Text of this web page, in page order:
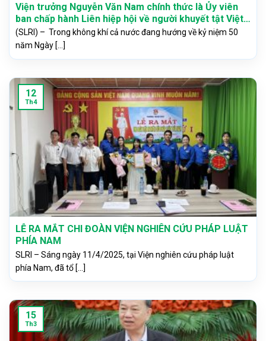
Viện trưởng Nguyễn Văn Nam chính thức là Ủy viên
ban chấp hành Liên hiệp hội về người khuyết tật Việt
Nam
(SLRI) – Trong không khí cả nước đang hướng về kỷ niệm 50
năm Ngày [...]
LỄ RA MẮT CHI ĐOÀN VIỆN NGHIÊN CỨU PHÁP LUẬT
PHÍA NAM
SLRI – Sáng ngày 11/4/2025, tại Viện nghiên cứu pháp luật
phía Nam, đã tổ [...]
12
Th4
15
Th3